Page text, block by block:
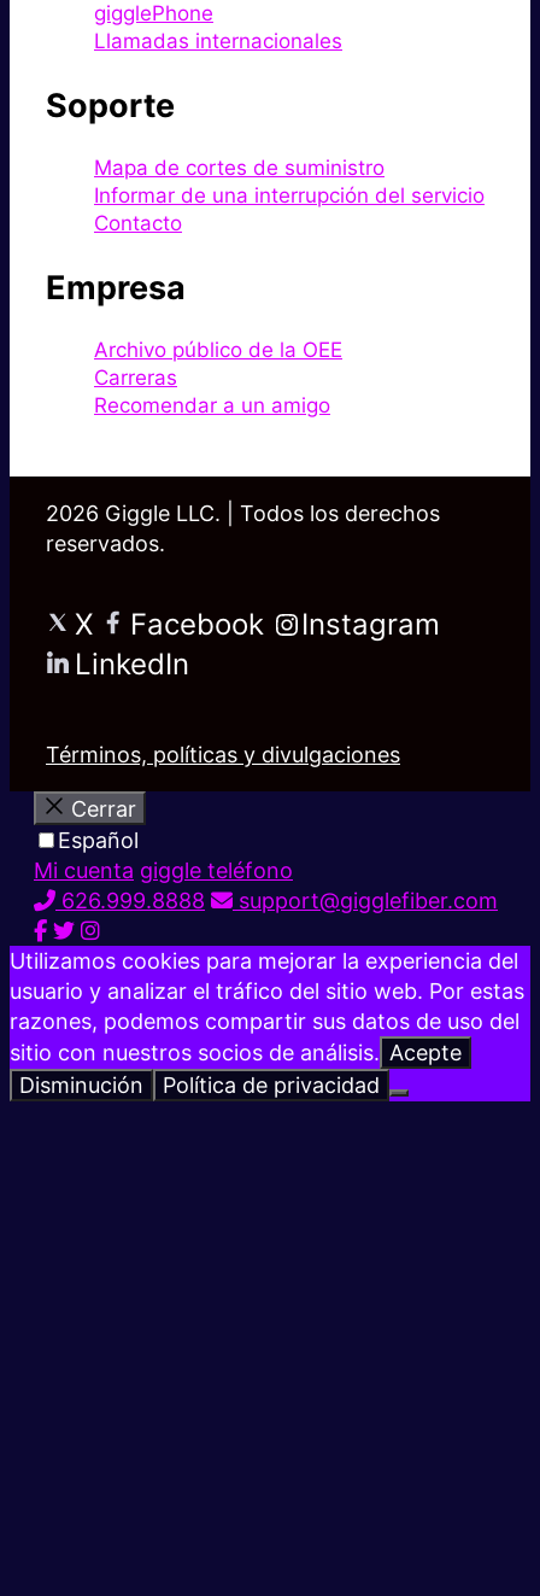
gigglePhone
Llamadas internacionales
Soporte
Mapa de cortes de suministro
Informar de una interrupción del servicio
Contacto
Empresa
Archivo público de la OEE
Carreras
Recomendar a un amigo
2026 Giggle LLC. | Todos los derechos
reservados.
X Facebook
Instagram
LinkedIn
Términos, políticas y divulgaciones
Cerrar
Español
Mi cuenta giggle teléfono
626.999.8888
support@gigglefiber.com
Utilizamos cookies para mejorar la experiencia del
usuario y analizar el tráfico del sitio web. Por estas
razones, podemos compartir sus datos de uso del
sitio con nuestros socios de análisis. Acepte
Disminución
Política de privacidad